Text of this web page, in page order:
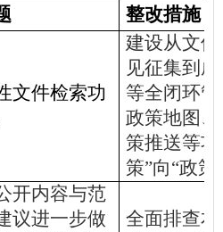
整改措施
文件检索功
建设从文
见征集到
等全闭环
政策地图
策推送等
策”向“政
开内容与范
议进一步做
全面排查